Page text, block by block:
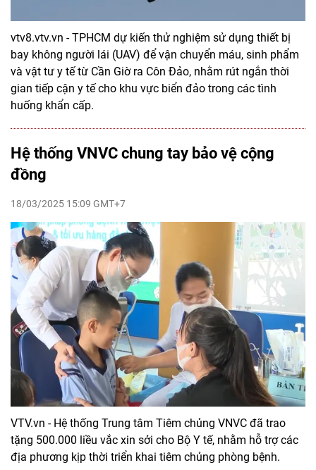
vtv8.vtv.vn - TPHCM dự kiến thử nghiệm sử dụng thiết bị
bay không người lái (UAV) để vận chuyển máu, sinh phẩm
và vật tư y tế từ Cần Giờ ra Côn Đảo, nhằm rút ngắn thời
gian tiếp cận y tế cho khu vực biển đảo trong các tình
huống khẩn cấp.
Hệ thống VNVC chung tay bảo vệ cộng
đồng
18/03/2025 15:09 GMT+7
VTV.vn - Hệ thống Trung tâm Tiêm chủng VNVC đã trao
tặng 500.000 liều vắc xin sởi cho Bộ Y tế, nhằm hỗ trợ các
địa phương kịp thời triển khai tiêm chủng phòng bệnh.